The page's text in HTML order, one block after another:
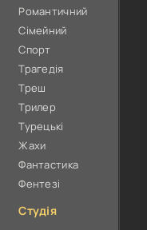
Романтичний
Сімейний
Спорт
Трагедія
Треш
Трилер
Турецькі
Жахи
Фантастика
Фентезі
Студія